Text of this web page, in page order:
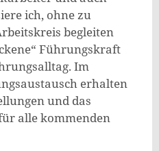
ich, ohne zu
begleiten
Führungskraft
Im
erhalten
und das
alle kommenden